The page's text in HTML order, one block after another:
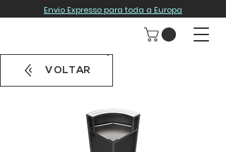
Envio Expresso para toda a Europa
VOLTAR